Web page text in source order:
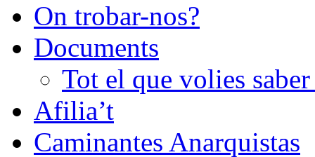
On trobar-nos?
Documents
Tot el que volies
Afilia’t
Caminantes Anarquistas